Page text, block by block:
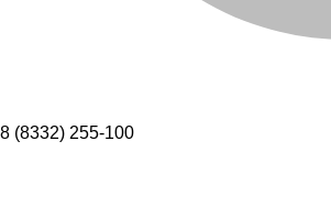
8 (8332) 255-100